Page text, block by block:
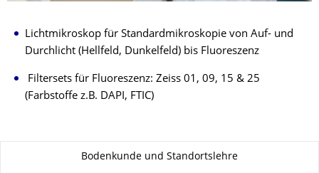
Lichtmikroskop für Standardmikroskopie von Auf- und
Durchlicht (Hellfeld, Dunkelfeld) bis Fluoreszenz
Filtersets für Fluoreszenz: Zeiss 01, 09, 15 & 25
(Farbstoffe z.B. DAPI, FTIC)
Zu dieser SeiteBodenkunde und Standortslehre